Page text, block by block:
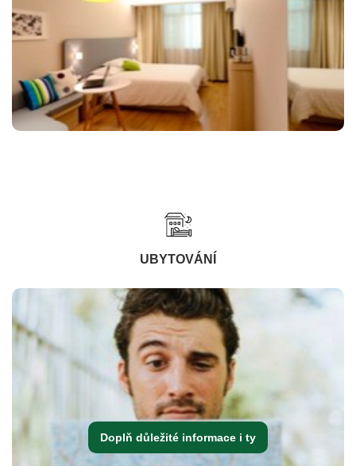
UBYTOVÁNÍ
Doplň důležité informace i ty